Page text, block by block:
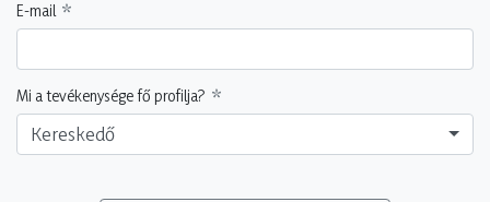
E-mail
Mi a tevékenysége fő profilja?
Kereskedő